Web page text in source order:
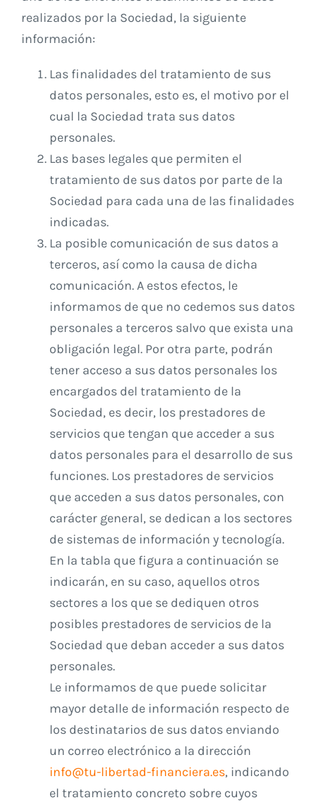
realizados por la Sociedad, la siguiente
información:
Las finalidades del tratamiento de sus
datos personales, esto es, el motivo por el
cual la Sociedad trata sus datos
personales.
Las bases legales que permiten el
tratamiento de sus datos por parte de la
Sociedad para cada una de las finalidades
indicadas.
La posible comunicación de sus datos a
terceros, así como la causa de dicha
comunicación. A estos efectos, le
informamos de que no cedemos sus datos
personales a terceros salvo que exista una
obligación legal. Por otra parte, podrán
tener acceso a sus datos personales los
encargados del tratamiento de la
Sociedad, es decir, los prestadores de
servicios que tengan que acceder a sus
datos personales para el desarrollo de sus
funciones. Los prestadores de servicios
que acceden a sus datos personales, con
carácter general, se dedican a los sectores
de sistemas de información y tecnología.
En la tabla que figura a continuación se
indicarán, en su caso, aquellos otros
sectores a los que se dediquen otros
posibles prestadores de servicios de la
Sociedad que deban acceder a sus datos
personales.
Le informamos de que puede solicitar
mayor detalle de información respecto de
los destinatarios de sus datos enviando
un correo electrónico a la dirección
info@tu-libertad-financiera.es, indicando
el tratamiento concreto sobre cuyos